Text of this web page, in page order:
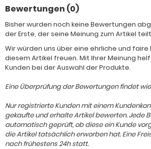
Bewertungen (0)
Bisher wurden noch keine Bewertungen
der Erste, der seine Meinung zum Artikel
Wir würden uns über eine ehrliche und faire
diesem Artikel freuen. Mit Ihrer Meinung
Kunden bei der Auswahl der Produkte.
Eine Überprüfung der Bewertungen findet
Nur registrierte Kunden mit einem
gekaufte und erhalte Artikel bewerten. Jede
automatisch geprüft, ob diese ein Kunde
die Artikel tatsächlich erworben hat. Eine
nach frühestens 24h statt.